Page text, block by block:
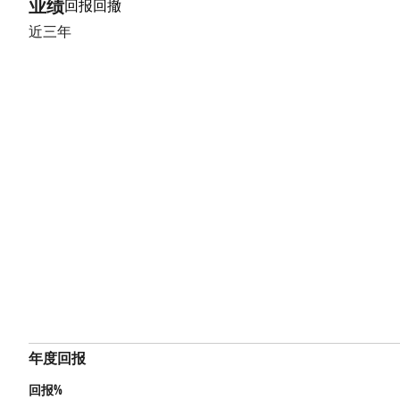
业绩回报回撤
近三年
年度回报
回报%